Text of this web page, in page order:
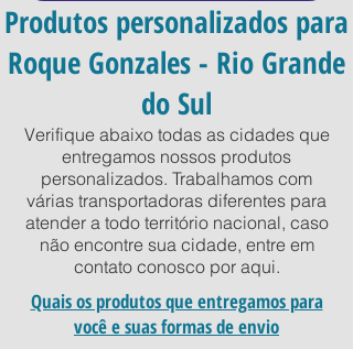
Produtos personalizados para
Roque Gonzales - Rio Grande
do Sul
Verifique abaixo todas as cidades que
entregamos nossos produtos
personalizados. Trabalhamos com
várias transportadoras diferentes para
atender a todo território nacional, caso
não encontre sua cidade, entre em
contato conosco por aqui.
Quais os produtos que entregamos para
você e suas formas de envio